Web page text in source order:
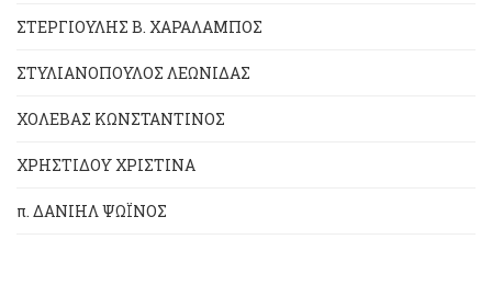
ΣΤΕΡΓΙΟΥΛΗΣ Β. ΧΑΡΑΛΑΜΠΟΣ
ΣΤΥΛΙΑΝΟΠΟΥΛΟΣ ΛΕΩΝΙΔΑΣ
ΧΟΛΕΒΑΣ ΚΩΝΣΤΑΝΤΙΝΟΣ
ΧΡΗΣΤΙΔΟΥ ΧΡΙΣΤΙΝΑ
π. ΔΑΝΙΗΛ ΨΩΪΝΟΣ